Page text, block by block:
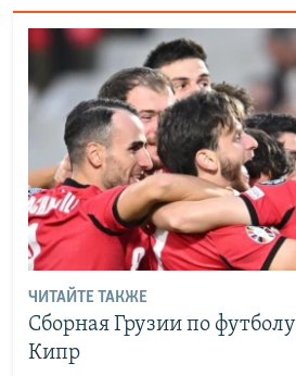
ЧИТАЙТЕ ТАКЖЕ
Сборная Грузии по
Кипр